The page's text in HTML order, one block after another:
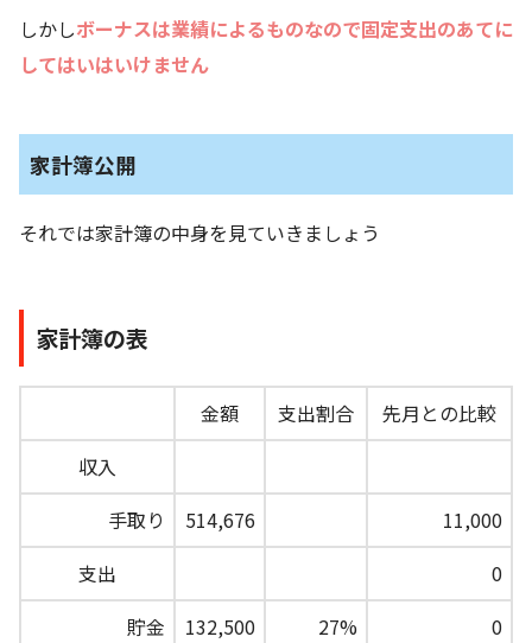
しかしボーナスは業績によるものなので固定支出のあてに
してはいはいけません
家計簿公開
それでは家計簿の中身を見ていきましょう
家計簿の表
金額 支出割合
先月との比較
収入
手取り
514,676
11,000
支出
0
貯金
132,500 27%
0